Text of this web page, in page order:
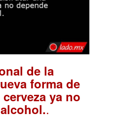
de la
forma de
ya no
.